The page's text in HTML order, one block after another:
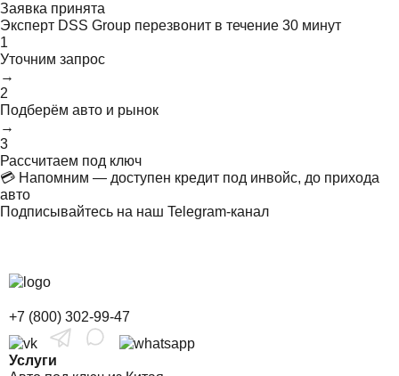
Заявка принята
Эксперт DSS Group перезвонит в течение 30 минут
1
Уточним запрос
→
2
Подберём авто и рынок
→
3
Рассчитаем под ключ
💳 Напомним — доступен кредит под инвойс, до прихода
авто
Подписывайтесь на наш Telegram-канал
+7 (800) 302-99-47
Услуги